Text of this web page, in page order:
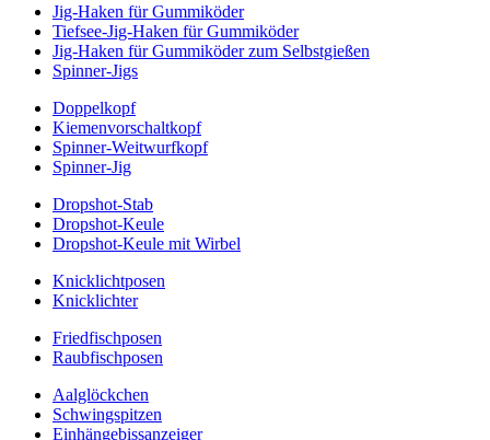
Jig-Haken für Gummiköder
Tiefsee-Jig-Haken für Gummiköder
Jig-Haken für Gummiköder zum Selbstgießen
Spinner-Jigs
Doppelkopf
Kiemenvorschaltkopf
Spinner-Weitwurfkopf
Spinner-Jig
Dropshot-Stab
Dropshot-Keule
Dropshot-Keule mit Wirbel
Knicklichtposen
Knicklichter
Friedfischposen
Raubfischposen
Aalglöckchen
Schwingspitzen
Einhängebissanzeiger